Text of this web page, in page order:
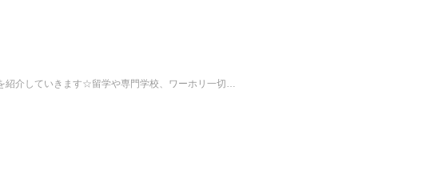
紹介していきます☆留学や専門学校、ワーホリ一切…